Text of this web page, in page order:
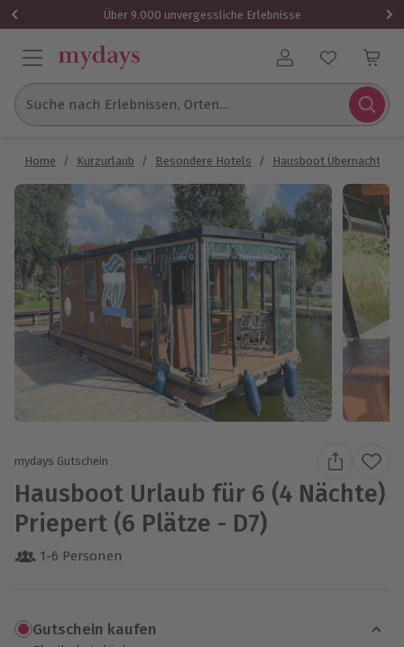
Über 9.000 unvergessliche Erlebnisse
Benutzerkonto
Suche nach Erlebnissen, Orten...
Home / Kurzurlaub / Besondere Hotels / Hausboot Übernachtung
mydays Gutschein
Hausboot Urlaub für 6 (4 Nächte)
Priepert (6 Plätze - D7)
1-6 Personen
Gutschein kaufen